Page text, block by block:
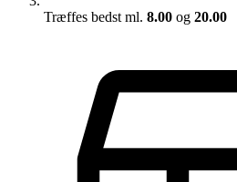
Træffes bedst ml. 8.00 og 20.00